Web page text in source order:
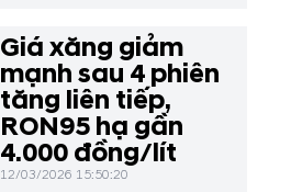
Giá xăng giảm
mạnh sau 4 phiên
tăng liên tiếp,
RON95 hạ gần
4.000 đồng/lít
12/03/2026 15:50:20